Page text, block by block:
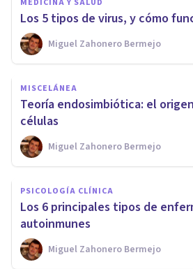
Los 5 tipos de virus, y cómo
Miguel Zahonero Bermejo
MISCELÁNEA
Teoría endosimbiótica: el
células
Miguel Zahonero Bermejo
PSICOLOGÍA CLÍNICA
Los 6 principales tipos de
autoinmunes
Miguel Zahonero Bermejo